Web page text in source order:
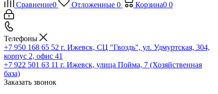
Сравнение0 Отложенные 0 Корзина0 0
Телефоны
+7 950 168 65 52 г. Ижевск, СЦ "Гвоздь", ул. Удмуртская, 304,
корпус 2, офис 41
+7 922 501 63 11 г. Ижевск, улица Пойма, 7 (Хозяйственная
база)
Заказать звонок